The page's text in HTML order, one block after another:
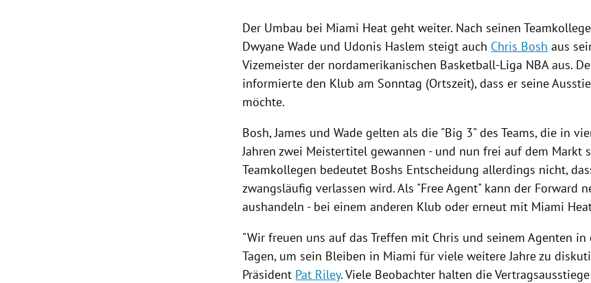
Der Umbau bei Miami Heat geht weiter. Nach seinen
Dwyane Wade und Udonis Haslem steigt auch Chris Bosh aus
Vizemeister der nordamerikanischen Basketball-Liga NBAaus.
informierte den Klub am Sonntag (Ortszeit), dass er seine
möchte.
Bosh,James undWade gelten als die "Big 3" des Teams, die in
Jahren zwei Meistertitel gewannen - und nun frei auf dem Markt
Teamkollegen bedeutet Boshs Entscheidung allerdings nicht,
zwangsläufig verlassen wird. Als "Free Agent" kann der Forward
aushandeln - bei einem anderen Klub oder erneut mit Miami
"Wir freuen uns auf das Treffen mit Chris und seinem Agenten in
Tagen, um sein Bleiben in Miami für viele weitere Jahre zu
Präsident Pat Riley. Viele Beobachter halten die